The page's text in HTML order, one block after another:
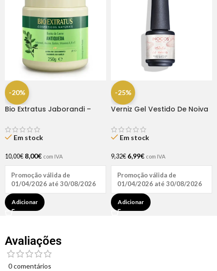
-20%
Bio Extratus Jaborandi –
Em stock
10,00€ 8,00€ com IVA
Promoção válida de
01/04/2026 até 30/08/2026
Adicionar
-25%
Verniz Gel Vestido De Noiva
Em stock
9,32€ 6,99€ com IVA
Promoção válida de
01/04/2026 até 30/08/2026
Adicionar
Avaliações
0 comentários